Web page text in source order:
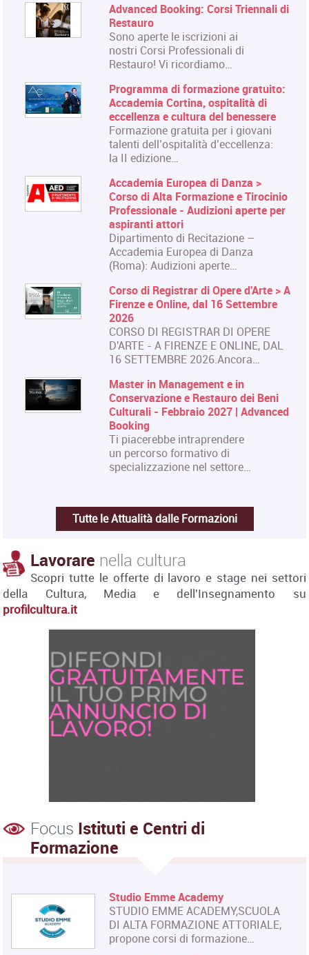
Advanced Booking: Corsi Triennali di
Restauro
Sono aperte le iscrizioni ai
nostri Corsi Professionali di
Restauro! Vi ricordiamo…
Programma di formazione gratuito:
Accademia Cortina, ospitalità di
eccellenza e cultura del benessere
Formazione gratuita per i giovani
talenti dell’ospitalità d’eccellenza:
la II edizione…
Accademia Europea di Danza >
Corso di Alta Formazione e Tirocinio
Professionale - Audizioni aperte per
aspiranti attori
Dipartimento di Recitazione –
Accademia Europea di Danza
(Roma): Audizioni aperte…
Corso di Registrar di Opere d'Arte > A
Firenze e Online, dal 16 Settembre
2026
CORSO DI REGISTRAR DI OPERE
D'ARTE - A FIRENZE E ONLINE, DAL
16 SETTEMBRE 2026.Ancora…
Master in Management e in
Conservazione e Restauro dei Beni
Culturali - Febbraio 2027 | Advanced
Booking
Ti piacerebbe intraprendere
un percorso formativo di
specializzazione nel settore…
Tutte le Attualità dalle Formazioni
Lavorare nella cultura
Scopri tutte le offerte di lavoro e stage nei settori
della Cultura, Media e dell'Insegnamento su
profilcultura.it
Focus Istituti e Centri di
Formazione
Studio Emme Academy
STUDIO EMME ACADEMY,SCUOLA
DI ALTA FORMAZIONE ATTORIALE,
propone corsi di formazione…